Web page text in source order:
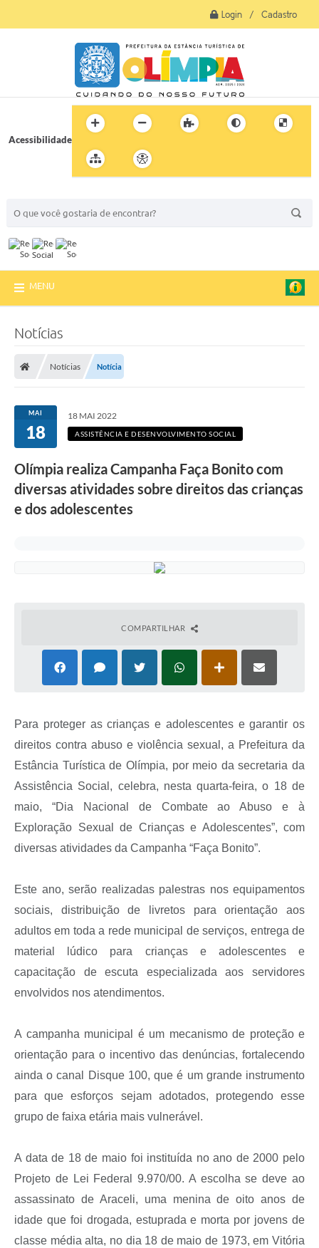
Login / Cadastro
Acessibilidade
MENU
Notícias
Notícias Notícia
MAI
18
18 MAI 2022
ASSISTÊNCIA E DESENVOLVIMENTO SOCIAL
Olímpia realiza Campanha Faça Bonito com
diversas atividades sobre direitos das crianças
e dos adolescentes
COMPARTILHAR
Para proteger as crianças e adolescentes e garantir os
direitos contra abuso e violência sexual, a Prefeitura da
Estância Turística de Olímpia, por meio da secretaria da
Assistência Social, celebra, nesta quarta-feira, o 18 de
maio, “Dia Nacional de Combate ao Abuso e à
Exploração Sexual de Crianças e Adolescentes”, com
diversas atividades da Campanha “Faça Bonito”.
Este ano, serão realizadas palestras nos equipamentos
sociais, distribuição de livretos para orientação aos
adultos em toda a rede municipal de serviços, entrega de
material lúdico para crianças e adolescentes e
capacitação de escuta especializada aos servidores
envolvidos nos atendimentos.
A campanha municipal é um mecanismo de proteção e
orientação para o incentivo das denúncias, fortalecendo
ainda o canal Disque 100, que é um grande instrumento
para que esforços sejam adotados, protegendo esse
grupo de faixa etária mais vulnerável.
A data de 18 de maio foi instituída no ano de 2000 pelo
Projeto de Lei Federal 9.970/00. A escolha se deve ao
assassinato de Araceli, uma menina de oito anos de
idade que foi drogada, estuprada e morta por jovens de
classe média alta, no dia 18 de maio de 1973, em Vitória